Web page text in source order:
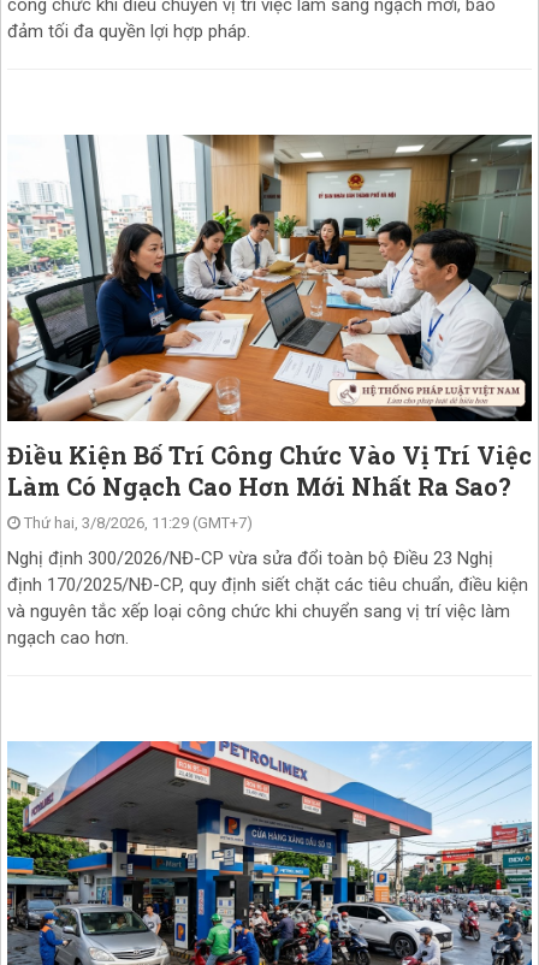
công chức khi điều chuyển vị trí việc làm sang ngạch mới, bảo
đảm tối đa quyền lợi hợp pháp.
Điều Kiện Bố Trí Công Chức Vào Vị Trí Việc
Làm Có Ngạch Cao Hơn Mới Nhất Ra Sao?
Thứ hai, 3/8/2026, 11:29 (GMT+7)
Nghị định 300/2026/NĐ-CP vừa sửa đổi toàn bộ Điều 23 Nghị
định 170/2025/NĐ-CP, quy định siết chặt các tiêu chuẩn, điều kiện
và nguyên tắc xếp loại công chức khi chuyển sang vị trí việc làm
ngạch cao hơn.